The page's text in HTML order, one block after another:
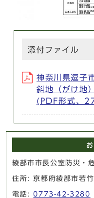
添付ファイル
神奈川県逗子
斜地（がけ地
(PDF形式、
綾部市市長公室防災・
住所: 京都府綾部市若
電話:0773-42-3280